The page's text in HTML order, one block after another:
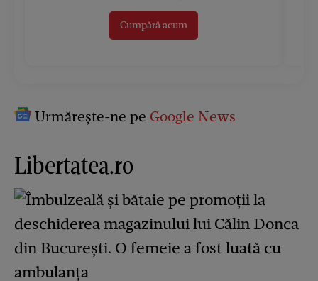
Cumpără acum
Urmărește-ne pe Google News
Libertatea.ro